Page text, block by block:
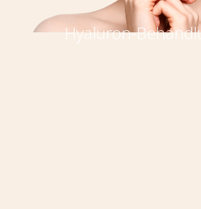
Hyaluron-